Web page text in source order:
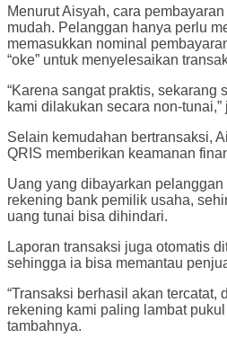
Menurut Aisyah, cara
mudah. Pelanggan hanya perlu
memasukkan nominal
“oke” untuk menyelesaikan
“Karena sangat praktis, sekarang
kami dilakukan secara non-tunai,”
Selain kemudahan bertransaksi,
QRIS memberikan keamanan
Uang yang dibayarkan
rekening bank pemilik usaha,
uang tunai bisa dihindari.
Laporan transaksi juga otomatis
sehingga ia bisa memantau
“Transaksi berhasil akan tercatat,
rekening kami paling lambat
tambahnya.